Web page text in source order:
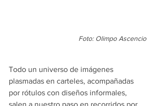
Foto: Olimpo Ascencio
Todo un universo de imágenes
plasmadas en carteles, acompañadas
por rótulos con diseños informales,